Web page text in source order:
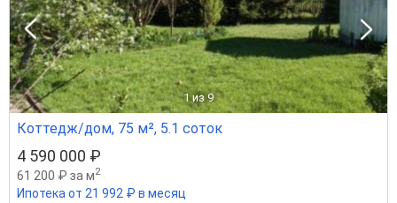
1 из 9
Коттедж/дом, 75 м², 5.1 соток
4 590 000 ₽
61 200 ₽ за м2
Ипотека от 21 992 ₽ в месяц